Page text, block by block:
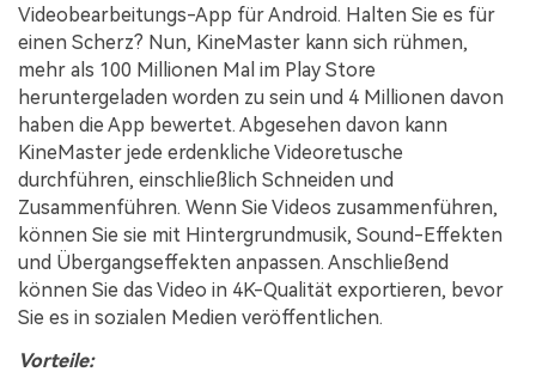
Videobearbeitungs-App für Android. Halten Sie es für
einen Scherz? Nun, KineMaster kann sich rühmen,
mehr als 100 Millionen Mal im Play Store
heruntergeladen worden zu sein und 4 Millionen davon
haben die App bewertet. Abgesehen davon kann
KineMaster jede erdenkliche Videoretusche
durchführen, einschließlich Schneiden und
Zusammenführen. Wenn Sie Videos zusammenführen,
können Sie sie mit Hintergrundmusik, Sound-Effekten
und Übergangseffekten anpassen. Anschließend
können Sie das Video in 4K-Qualität exportieren, bevor
Sie es in sozialen Medien veröffentlichen.
Vorteile: